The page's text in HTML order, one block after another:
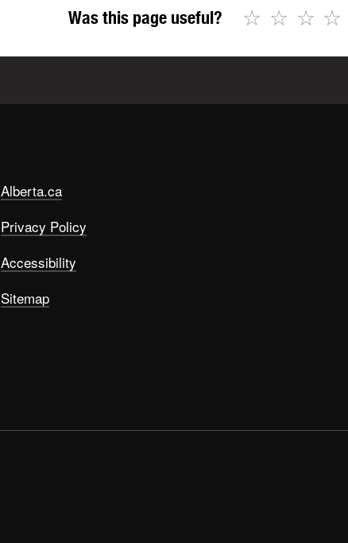
Was this page useful? ☆
☆
☆
☆
Alberta.ca
Privacy Policy
Accessibility
Sitemap